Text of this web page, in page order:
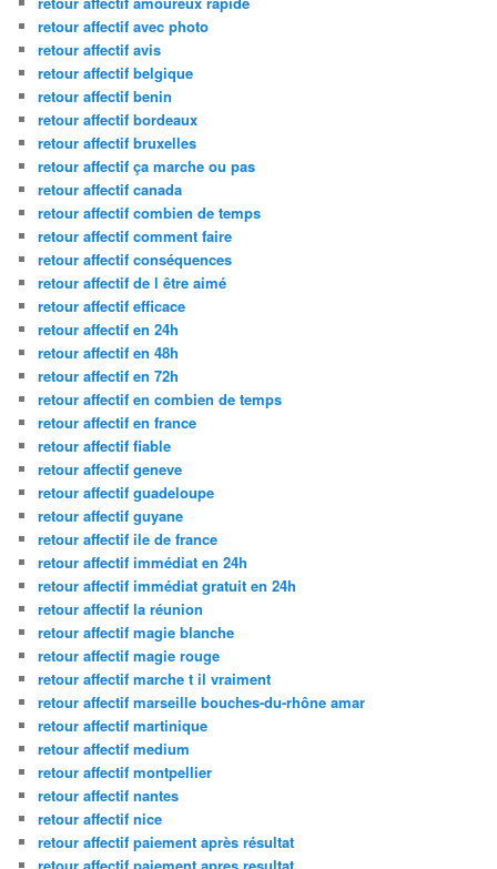
retour affectif avec photo
retour affectif avis
retour affectif belgique
retour affectif benin
retour affectif bordeaux
retour affectif bruxelles
retour affectif ça marche ou pas
retour affectif canada
retour affectif combien de temps
retour affectif comment faire
retour affectif conséquences
retour affectif de l être aimé
retour affectif efficace
retour affectif en 24h
retour affectif en 48h
retour affectif en 72h
retour affectif en combien de temps
retour affectif en france
retour affectif fiable
retour affectif geneve
retour affectif guadeloupe
retour affectif guyane
retour affectif ile de france
retour affectif immédiat en 24h
retour affectif immédiat gratuit en 24h
retour affectif la réunion
retour affectif magie blanche
retour affectif magie rouge
retour affectif marche t il vraiment
retour affectif marseille bouches-du-rhône amar
retour affectif martinique
retour affectif medium
retour affectif montpellier
retour affectif nantes
retour affectif nice
retour affectif paiement après résultat